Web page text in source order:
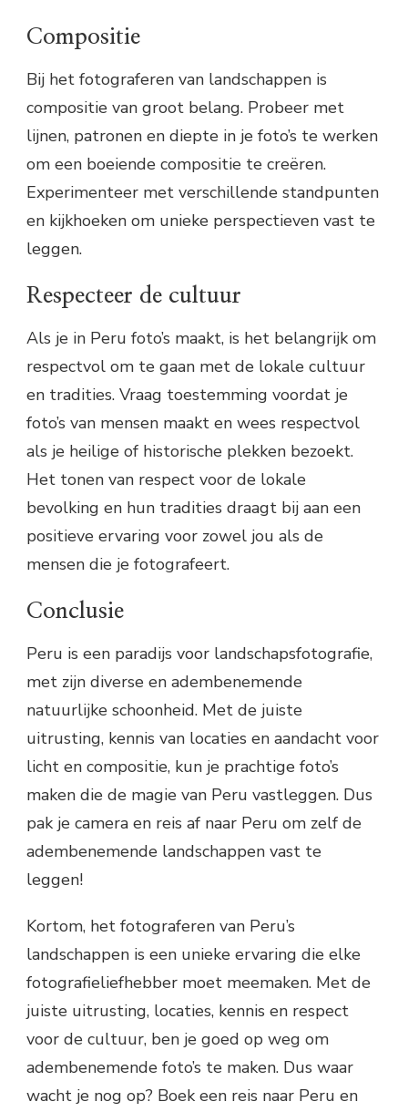
Compositie
Bij het fotograferen van landschappen is
compositie van groot belang. Probeer met
lijnen, patronen en diepte in je foto’s te werken
om een boeiende compositie te creëren.
Experimenteer met verschillende standpunten
en kijkhoeken om unieke perspectieven vast te
leggen.
Respecteer de cultuur
Als je in Peru foto’s maakt, is het belangrijk om
respectvol om te gaan met de lokale cultuur
en tradities. Vraag toestemming voordat je
foto’s van mensen maakt en wees respectvol
als je heilige of historische plekken bezoekt.
Het tonen van respect voor de lokale
bevolking en hun tradities draagt bij aan een
positieve ervaring voor zowel jou als de
mensen die je fotografeert.
Conclusie
Peru is een paradijs voor landschapsfotografie,
met zijn diverse en adembenemende
natuurlijke schoonheid. Met de juiste
uitrusting, kennis van locaties en aandacht voor
licht en compositie, kun je prachtige foto’s
maken die de magie van Peru vastleggen. Dus
pak je camera en reis af naar Peru om zelf de
adembenemende landschappen vast te
leggen!
Kortom, het fotograferen van Peru’s
landschappen is een unieke ervaring die elke
fotografieliefhebber moet meemaken. Met de
juiste uitrusting, locaties, kennis en respect
voor de cultuur, ben je goed op weg om
adembenemende foto’s te maken. Dus waar
wacht je nog op? Boek een reis naar Peru en